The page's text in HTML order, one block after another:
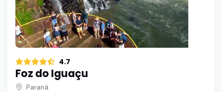
4.7
Foz do Iguaçu
Paraná